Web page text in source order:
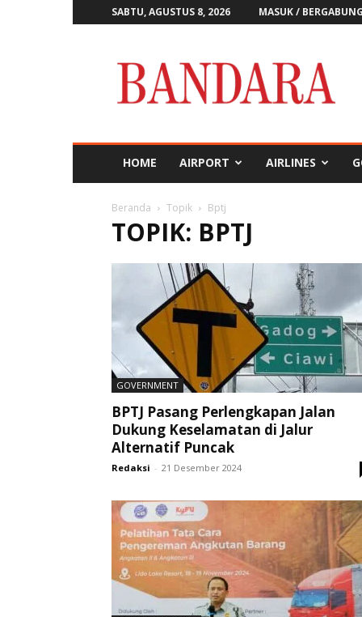
SABTU, AGUSTUS 8, 2026 MASUK / BERGABUNG
Bandara
HOME AIRPORT AIRLINES
Beranda Topik Bptj
TOPIK: BPTJ
GOVERNMENT
BPTJ Pasang Perlengkapan Jalan
Dukung Keselamatan di Jalur
Alternatif Puncak
Redaksi - 21 Desember 2024